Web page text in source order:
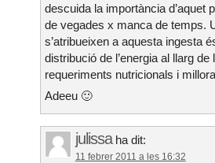
descuida la importància d’aquet
de vegades x manca de temps.
s’atribueixen a aquesta ingesta
distribució de l’energia al llarg
requeriments nutricionals i
Adeeu 🙂
julissa ha dit:
11 febrer 2011 a les 16:32